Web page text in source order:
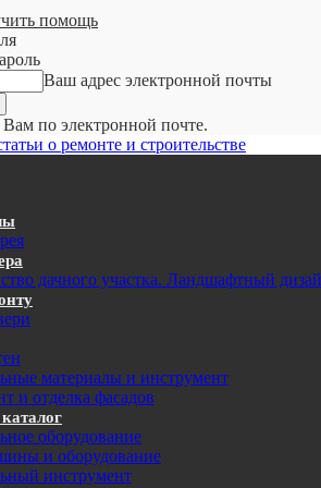
помощь
Ваш адрес электронной почты
по электронной почте.
о ремонте и строительстве
дачного участка. Ландшафтный
материалы и инструмент
и отделка фасадов
оборудование
и оборудование
инструмент